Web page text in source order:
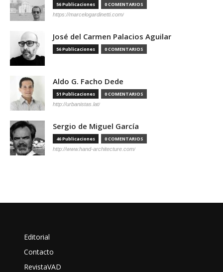
56 Publicaciones 0 COMENTARIOS
https://marcelogardinetti.com/
José del Carmen Palacios Aguilar
56 Publicaciones 0 COMENTARIOS
Aldo G. Facho Dede
51 Publicaciones 0 COMENTARIOS
http://urbanistas.lat/
Sergio de Miguel García
46 Publicaciones 0 COMENTARIOS
http://www.hand-architecture.com/
Editorial
Contacto
RevistaVAD